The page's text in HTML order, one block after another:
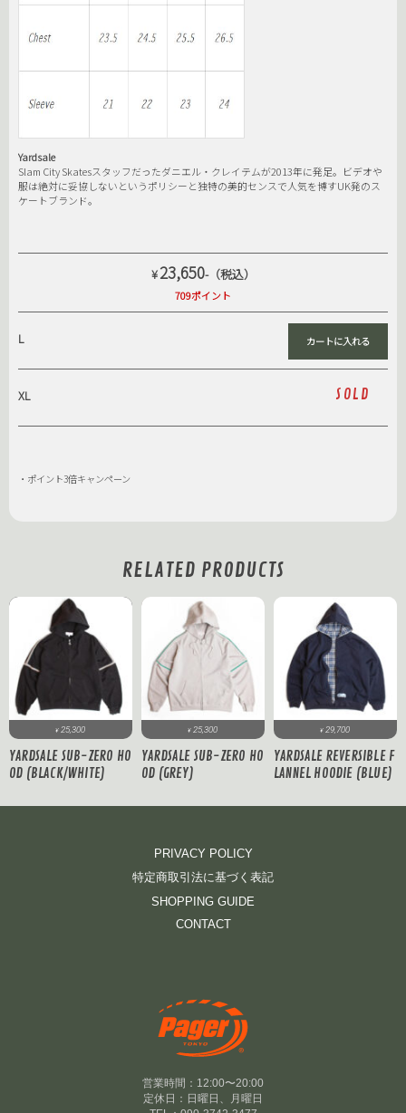
Yardsale
Slam City Skatesスタッフだったダニエル・クレイテムが2013年に発足。ビデオや
服は絶対に妥協しないというポリシーと独特の美的センスで人気を博すUK発のス
ケートブランド。
¥23,650-（税込）
709ポイント
L
XL SOLD
・ポイント3倍キャンペーン
RELATED PRODUCTS
¥ 25,300
YARDSALE SUB-ZERO HO
OD (BLACK/WHITE)
¥ 25,300
YARDSALE SUB-ZERO HO
OD (GREY)
¥ 29,700
YARDSALE REVERSIBLE F
LANNEL HOODIE (BLUE)
PRIVACY POLICY
特定商取引法に基づく表記
SHOPPING GUIDE
CONTACT
営業時間：12:00〜20:00
定休日：日曜日、月曜日